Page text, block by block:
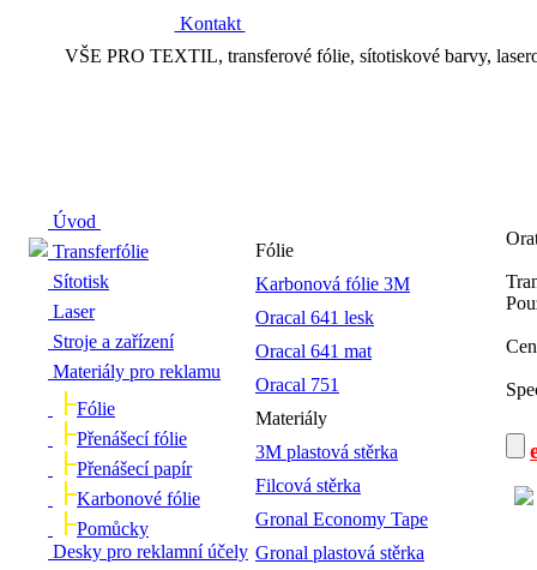
Kontakt
VŠE PRO TEXTIL, transferové fólie, sítotiskové barvy,
Úvod
Transferfólie
Sítotisk
Laser
Stroje a zařízení
Materiály pro reklamu
Fólie
Přenášecí fólie
Přenášecí papír
Karbonové fólie
Pomůcky
Desky pro reklamní účely
Fólie
Karbonová fólie 3M
Oracal 641 lesk
Oracal 641 mat
Oracal 751
Materiály
3M plastová stěrka
Filcová stěrka
Gronal Economy Tape
Gronal plastová stěrka